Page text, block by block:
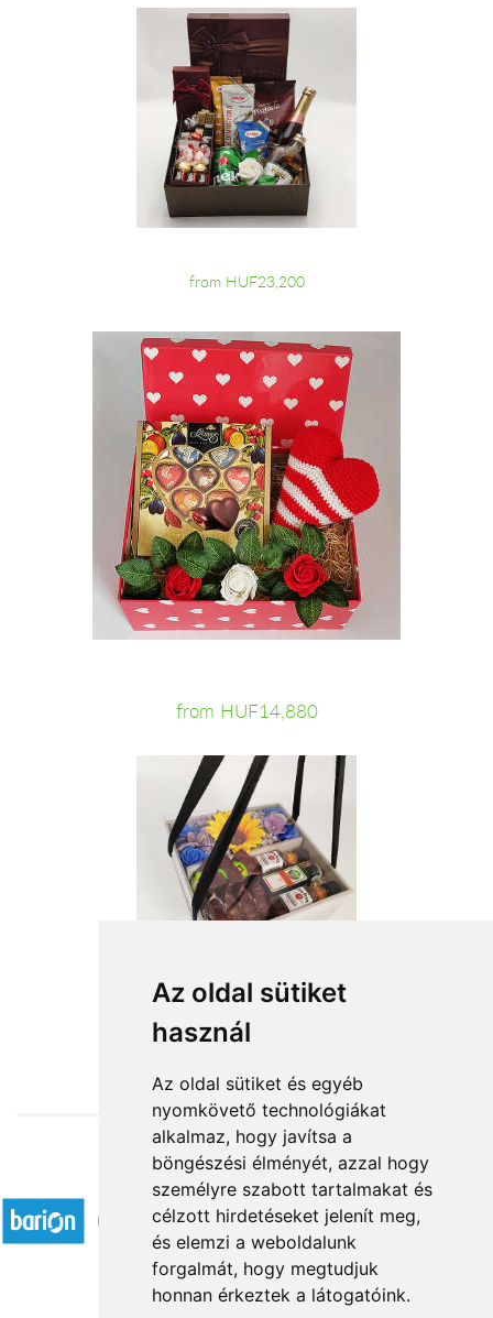
Az oldal sütiket
használ
Az oldal sütiket és egyéb
nyomkövető technológiákat
alkalmaz, hogy javítsa a
böngészési élményét, azzal hogy
személyre szabott tartalmakat és
célzott hirdetéseket jelenít meg,
és elemzi a weboldalunk
forgalmát, hogy megtudjuk
honnan érkeztek a látogatóink.
from HUF23,200
from HUF14,880
from HUF16,400
Accepted payment methods